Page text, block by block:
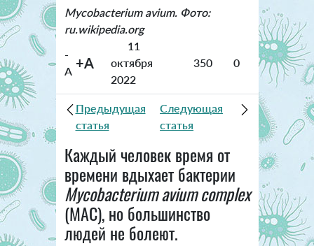
Mycobacterium avium. Фото:
ru.wikipedia.org
-
A +A
11
октября
2022
350 0
Предыдущая
статья
Следующая
статья
Каждый человек время от
времени вдыхает бактерии
Mycobacterium avium complex
(MAC), но большинство
людей не болеют.